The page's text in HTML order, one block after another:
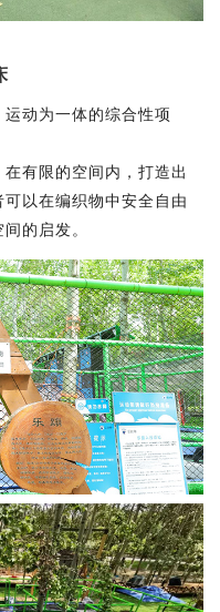
动为一体的综合性项
有限的空间内，打造出
以在编织物中安全自由
的启发。